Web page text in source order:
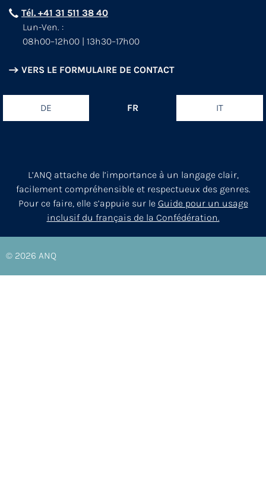
Tél. +41 31 511 38 40
Lun-Ven. :
08h00–12h00 | 13h30–17h00
VERS LE FORMULAIRE DE CONTACT
DE FR IT
L’ANQ attache de l’importance à un langage clair,
facilement compréhensible et respectueux des genres.
Pour ce faire, elle s’appuie sur le Guide pour un usage
inclusif du français de la Confédération.
© 2026 ANQ